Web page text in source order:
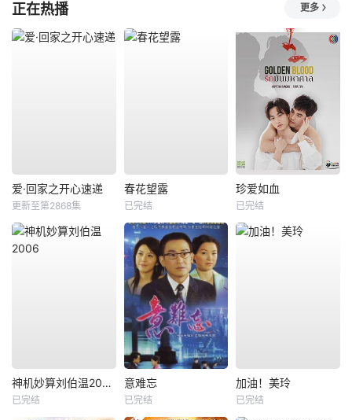
正在热播 更多
爱·回家之开心速递
更新至第2868集
春花望露
已完结
珍爱如血
已完结
神机妙算刘伯温2006
已完结
意难忘
已完结
加油！美玲
已完结